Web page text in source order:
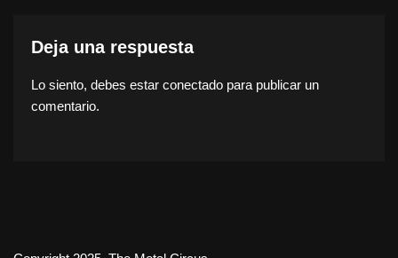
Deja una respuesta
Lo siento, debes estar conectado para publicar un
comentario.